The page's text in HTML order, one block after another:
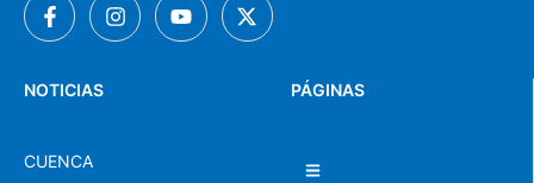
PÁGINAS
NOTICIAS
CUENCA